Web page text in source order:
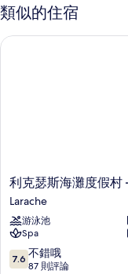
相
片
人
房
詳
類似的住宿
利
克
瑟
斯
海
灘
度
利克瑟斯海灘度假村
Larache
游泳池
Spa
7.6
分，
7.6 不錯哦
87 則評論
利克瑟斯海灘度假村 –